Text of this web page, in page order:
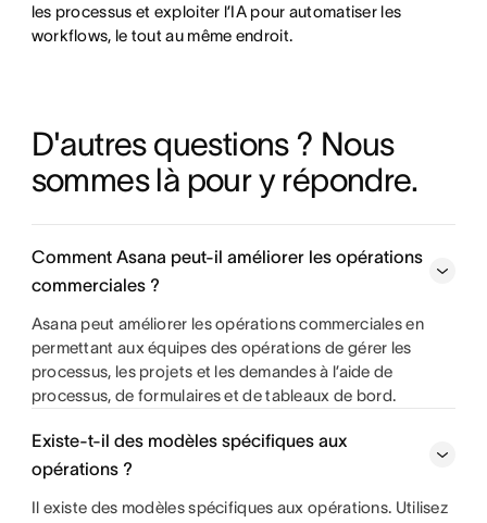
les processus et exploiter l’IA pour automatiser les
workflows, le tout au même endroit.
D'autres questions ? Nous
sommes là pour y répondre.
Comment Asana peut-il améliorer les opérations
commerciales ?
Asana peut améliorer les opérations commerciales en
permettant aux équipes des opérations de gérer les
processus, les projets et les demandes à l’aide de
processus, de formulaires et de tableaux de bord.
Existe-t-il des modèles spécifiques aux
opérations ?
Il existe des modèles spécifiques aux opérations. Utilisez